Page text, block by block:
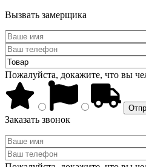
Вызвать замерщика
Пожалуйста, докажите, что вы
Заказать звонок